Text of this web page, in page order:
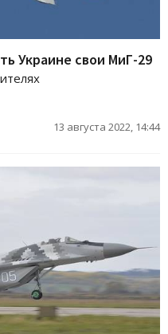
Украине свои МиГ-29
13 августа 2022, 14:44